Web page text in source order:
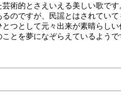
術的とさえいえる美しい歌で
のですが、民謡とはされてい
つとして元々出来が素晴らしい
とを夢になぞらえているようで